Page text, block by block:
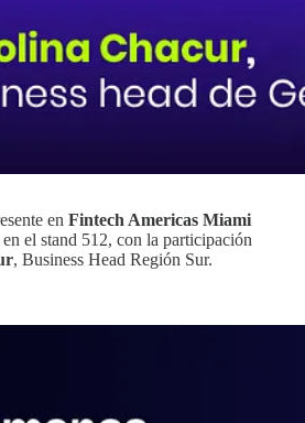
en Fintech Americas Miami
el stand 512, con la participación
, Business Head Región Sur.